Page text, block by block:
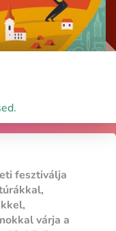
fesztiválja
várja a